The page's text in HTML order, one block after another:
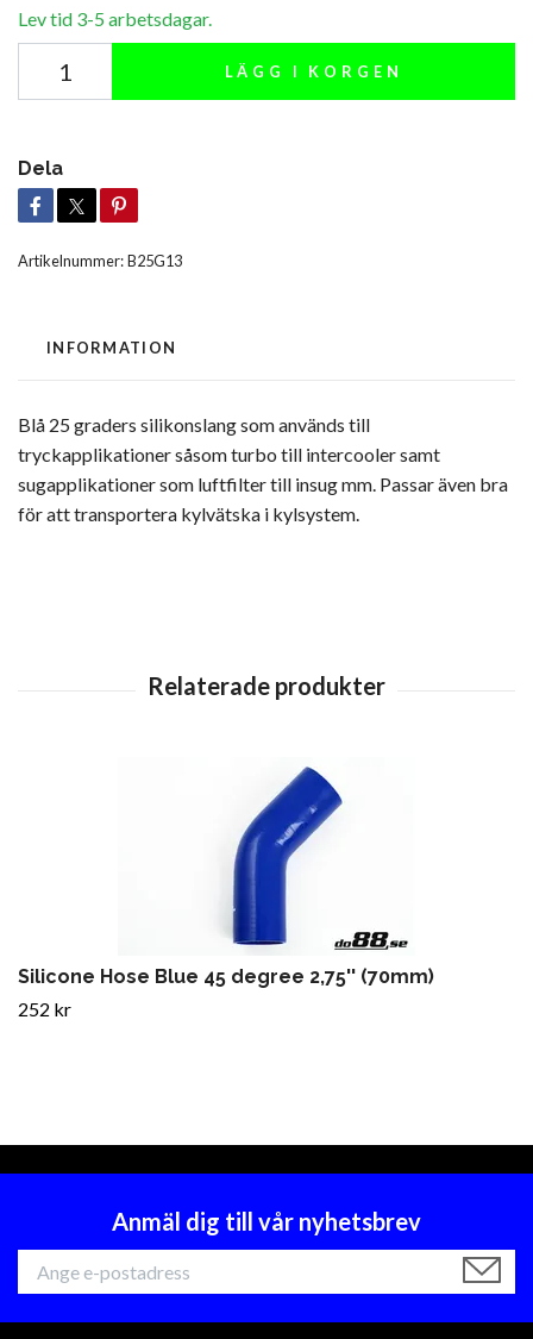
Lev tid 3-5 arbetsdagar.
LÄGG I KORGEN
Dela
Artikelnummer:B25G13
INFORMATION
Blå 25 graders silikonslang som används till
tryckapplikationer såsom turbo till intercooler samt
sugapplikationer som luftfilter till insug mm. Passar även bra
för att transportera kylvätska i kylsystem.
Silicone Hose Blue 45 degree 2,75'' (70mm)
252 kr
Anmäl dig till vår nyhetsbrev